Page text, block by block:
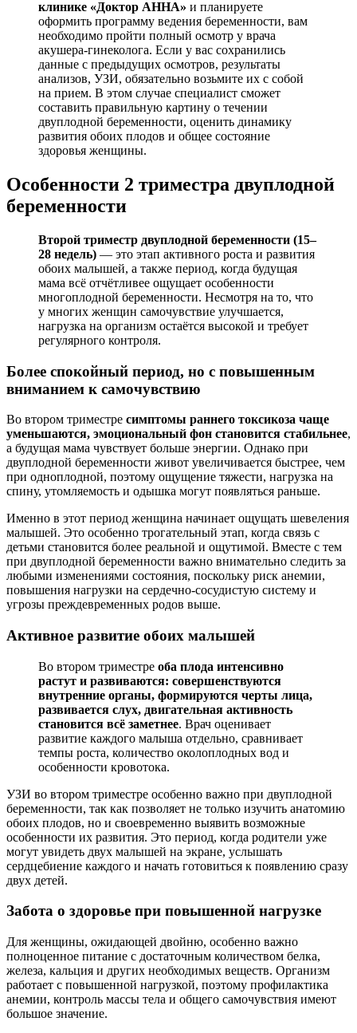
клинике «Доктор АННА» и планируете
оформить программу ведения беременности, вам
необходимо пройти полный осмотр у врача
акушера-гинеколога. Если у вас сохранились
данные с предыдущих осмотров, результаты
анализов, УЗИ, обязательно возьмите их с собой
на прием. В этом случае специалист сможет
составить правильную картину о течении
двуплодной беременности, оценить динамику
развития обоих плодов и общее состояние
здоровья женщины.
Особенности 2 триместра двуплодной
беременности
Второй триместр двуплодной беременности (15–
28 недель) — это этап активного роста и развития
обоих малышей, а также период, когда будущая
мама всё отчётливее ощущает особенности
многоплодной беременности. Несмотря на то, что
у многих женщин самочувствие улучшается,
нагрузка на организм остаётся высокой и требует
регулярного контроля.
Более спокойный период, но с повышенным
вниманием к самочувствию
Во втором триместре симптомы раннего токсикоза чаще
уменьшаются, эмоциональный фон становится стабильнее,
а будущая мама чувствует больше энергии. Однако при
двуплодной беременности живот увеличивается быстрее, чем
при одноплодной, поэтому ощущение тяжести, нагрузка на
спину, утомляемость и одышка могут появляться раньше.
Именно в этот период женщина начинает ощущать шевеления
малышей. Это особенно трогательный этап, когда связь с
детьми становится более реальной и ощутимой. Вместе с тем
при двуплодной беременности важно внимательно следить за
любыми изменениями состояния, поскольку риск анемии,
повышения нагрузки на сердечно-сосудистую систему и
угрозы преждевременных родов выше.
Активное развитие обоих малышей
Во втором триместре оба плода интенсивно
растут и развиваются: совершенствуются
внутренние органы, формируются черты лица,
развивается слух, двигательная активность
становится всё заметнее. Врач оценивает
развитие каждого малыша отдельно, сравнивает
темпы роста, количество околоплодных вод и
особенности кровотока.
УЗИ во втором триместре особенно важно при двуплодной
беременности, так как позволяет не только изучить анатомию
обоих плодов, но и своевременно выявить возможные
особенности их развития. Это период, когда родители уже
могут увидеть двух малышей на экране, услышать
сердцебиение каждого и начать готовиться к появлению сразу
двух детей.
Забота о здоровье при повышенной нагрузке
Для женщины, ожидающей двойню, особенно важно
полноценное питание с достаточным количеством белка,
железа, кальция и других необходимых веществ. Организм
работает с повышенной нагрузкой, поэтому профилактика
анемии, контроль массы тела и общего самочувствия имеют
большое значение.